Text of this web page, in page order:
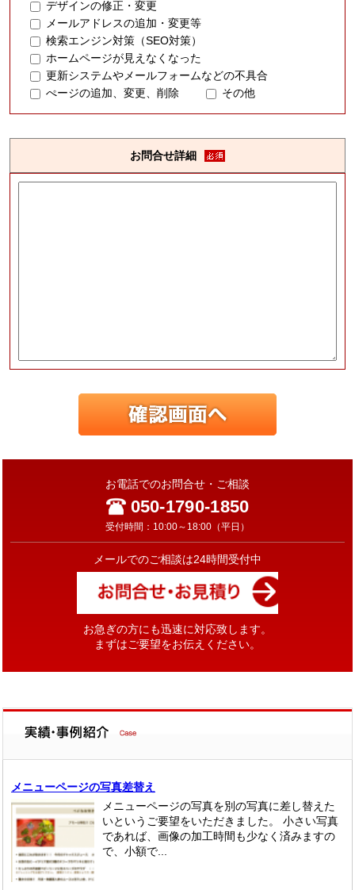
デザインの修正・変更
メールアドレスの追加・変更等
検索エンジン対策（SEO対策）
ホームページが見えなくなった
更新システムやメールフォームなどの不具合
ぺージの追加、変更、削除
その他
お問合せ詳細
お電話でのお問合せ・ご相談
050-1790-1850
受付時間：10:00～18:00（平日）
メールでのご相談は24時間受付中
お急ぎの方にも迅速に対応致します。
まずはご要望をお伝えください。
メニューページの写真差替え
メニューページの写真を別の写真に差し替えた
いというご要望をいただきました。 小さい写真
であれば、画像の加工時間も少なく済みますの
で、小額で...